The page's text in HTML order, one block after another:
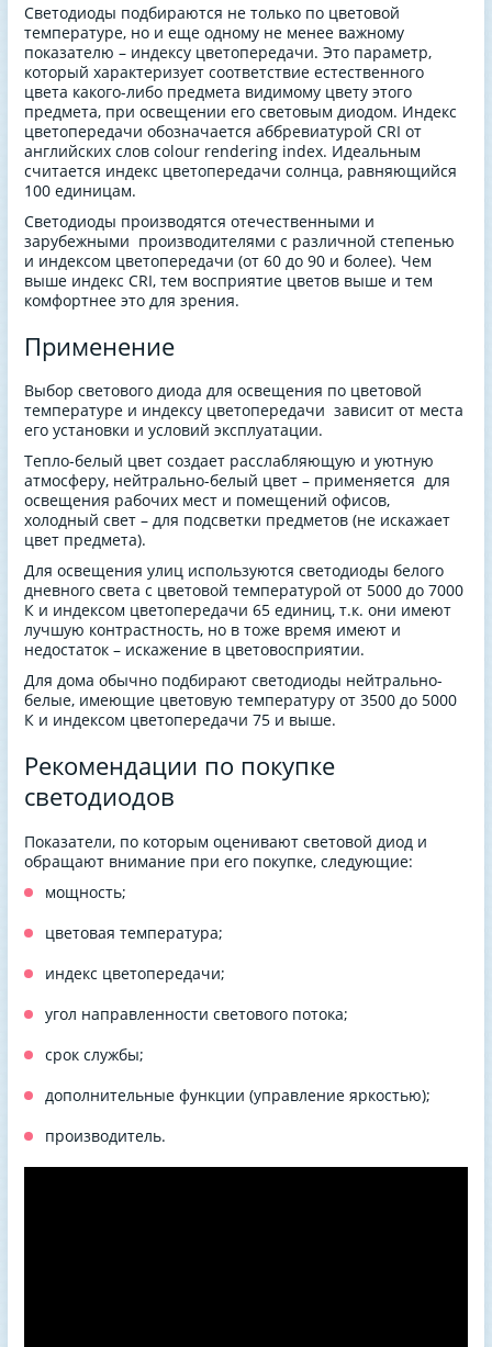
Светодиоды подбираются не только по цветовой
температуре, но и еще одному не менее важному
показателю – индексу цветопередачи. Это параметр,
который характеризует соответствие естественного
цвета какого-либо предмета видимому цвету этого
предмета, при освещении его световым диодом. Индекс
цветопередачи обозначается аббревиатурой CRI от
английских слов colour rendering index. Идеальным
считается индекс цветопередачи солнца, равняющийся
100 единицам.
Светодиоды производятся отечественными и
зарубежными производителями с различной степенью
и индексом цветопередачи (от 60 до 90 и более). Чем
выше индекс CRI, тем восприятие цветов выше и тем
комфортнее это для зрения.
Применение
Выбор светового диода для освещения по цветовой
температуре и индексу цветопередачи зависит от места
его установки и условий эксплуатации.
Тепло-белый цвет создает расслабляющую и уютную
атмосферу, нейтрально-белый цвет – применяется для
освещения рабочих мест и помещений офисов,
холодный свет – для подсветки предметов (не искажает
цвет предмета).
Для освещения улиц используются светодиоды белого
дневного света с цветовой температурой от 5000 до 7000
К и индексом цветопередачи 65 единиц, т.к. они имеют
лучшую контрастность, но в тоже время имеют и
недостаток – искажение в цветовосприятии.
Для дома обычно подбирают светодиоды нейтрально-
белые, имеющие цветовую температуру от 3500 до 5000
К и индексом цветопередачи 75 и выше.
Рекомендации по покупке
светодиодов
Показатели, по которым оценивают световой диод и
обращают внимание при его покупке, следующие:
мощность;
цветовая температура;
индекс цветопередачи;
угол направленности светового потока;
срок службы;
дополнительные функции (управление яркостью);
производитель.